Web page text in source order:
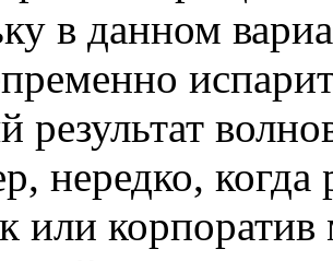
в данном
результат
нередко,
или